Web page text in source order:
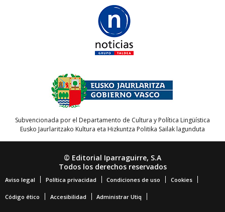
Subvencionada por el Departamento de Cultura y Política Lingüística
Eusko Jaurlaritzako Kultura eta Hizkuntza Politika Sailak lagunduta
© Editorial Iparraguirre, S.A
Todos los derechos reservados
Aviso legal Política privacidad Condiciones de uso Cookies
Código ético Accesibilidad Administrar Utiq